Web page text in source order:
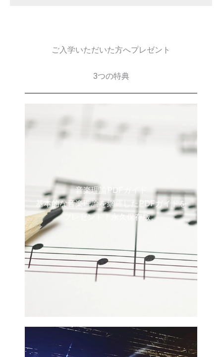
ご入学いただいた方へプレゼント
3つの特典
音楽理論PDFガイド
基本的な音楽理論を網羅したPDFガイドを
プレゼント！永久保存版。